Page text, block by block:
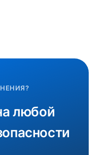
любой